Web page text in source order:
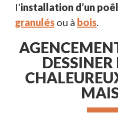
l’installation d’un
granulés ou à bois.